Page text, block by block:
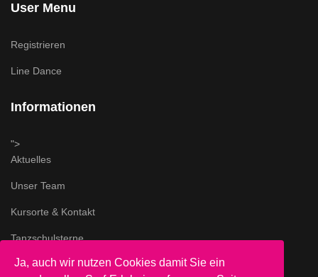
User Menu
Registrieren
Line Dance
Informationen
">
Aktuelles
Unser Team
Kursorte & Kontakt
Tanzschulsterne
Impressum & AGB
Ja, auch wir nutzen Cookies damit Sie ein